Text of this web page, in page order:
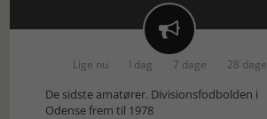

Lige nu I dag 7 dage 28 dage
De sidste amatører. Divisionsfodbolden i
Odense frem til 1978